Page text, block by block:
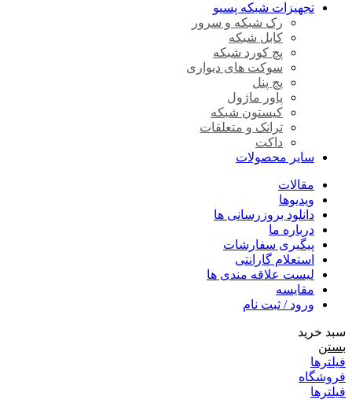
تجهیزات شبکه پسیو
رک شبکه و سرور
کابل شبکه
پچ کورد شبکه
سوکت های دیواری
پچ پنل
پاور ماژول
کیستون شبکه
ترانک و متعلقات
داکت
سایر محصولات
مقالات
ویدیوها
دانلود بروزرسانی ها
درباره ما
پیگیری سفارشات
استعلام گارانتی
لیست علاقه مندی ها
مقایسه
ورود / ثبت نام
سبد خرید
بستن
فیلترها
فروشگاه
فیلترها